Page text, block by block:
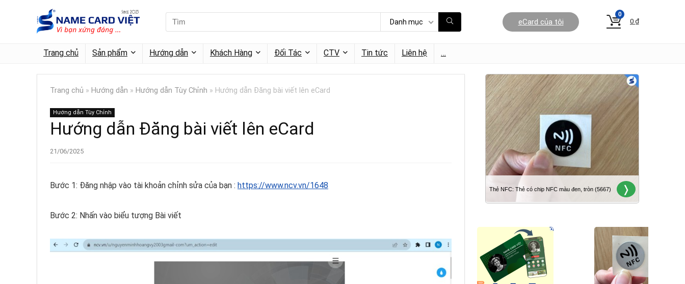
Danh mục eCard của tôi
0
0 ₫
Trang chủ Sản phẩm Hướng dẫn Khách Hàng Đối Tác CTV Tin tức Liên hệ …
Trang chủ » Hướng dẫn » Hướng dẫn Tùy Chỉnh » Hướng dẫn Đăng bài viết lên eCard
Hướng dẫn Tùy Chỉnh
Hướng dẫn Đăng bài viết lên eCard
21/06/2025
Bước 1: Đăng nhập vào tài khoản chỉnh sửa của bạn : https://www.ncv.vn/1648
Bước 2: Nhấn vào biểu tượng Bài viết